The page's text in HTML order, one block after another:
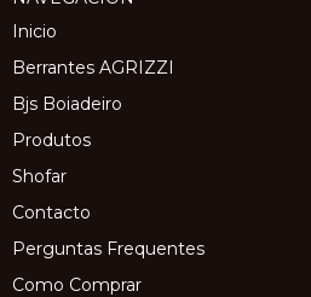
Inicio
Berrantes AGRIZZI
Bjs Boiadeiro
Produtos
Shofar
Contacto
Perguntas Frequentes
Como Comprar